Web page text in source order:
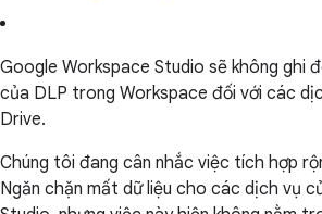
Google Workspace Studio sẽ không ghi
của DLP trong Workspace đối với các
Drive.
Chúng tôi đang cân nhắc việc tích hợp
Ngăn chặn mất dữ liệu cho các dịch vụ